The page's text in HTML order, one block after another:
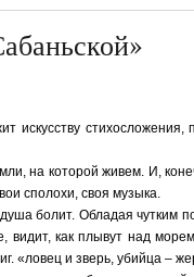
искусству стихосложения,
на которой живем. И,
сполохи, своя музыка.
болит. Обладая чутким
видит, как плывут над
«ловец и зверь, убийца –